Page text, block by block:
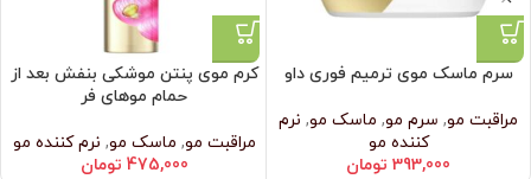
سرم ماسک موی ترمیم فوری داو
مراقبت مو, سرم مو, ماسک مو, نرم‌
کننده مو
393,000 تومان
کرم موی پنتن موشکی بنفش بعد از
حمام موهای فر
مراقبت مو, ماسک مو, نرم‌ کننده مو
475,000 تومان